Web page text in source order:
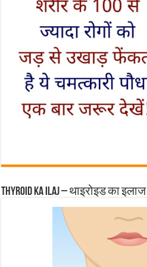
Thyroid ka ilaj – थाइरोइड का इलाज